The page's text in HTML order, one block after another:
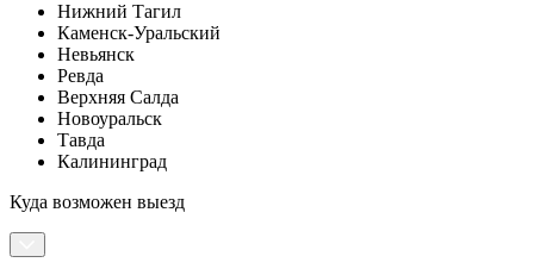
Нижний Тагил
Каменск-Уральский
Невьянск
Ревда
Верхняя Салда
Новоуральск
Тавда
Калининград
Куда возможен выезд